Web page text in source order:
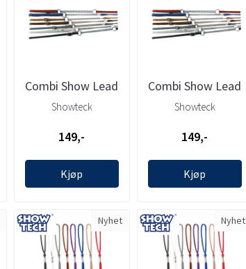
Combi Show Lead
(Grey) 0.7x(20-
Showteck
149,-
Kjøp
Combi Show Lead
(Red) 0.7x(20-
Showteck
149,-
Kjøp
Nyhet Nyhet